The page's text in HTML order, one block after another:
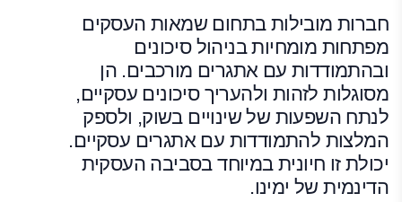
חברות מובילות בתחום שמאות העסקים
מפתחות מומחיות בניהול סיכונים
ובהתמודדות עם אתגרים מורכבים. הן
מסוגלות לזהות ולהעריך סיכונים עסקיים,
לנתח השפעות של שינויים בשוק, ולספק
המלצות להתמודדות עם אתגרים עסקיים.
יכולת זו חיונית במיוחד בסביבה העסקית
הדינמית של ימינו.